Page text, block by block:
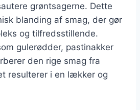
grøntsagerne. Dette
blanding af smag, der gør
og tilfredsstillende.
gulerødder, pastinakker
den rige smag fra
resulterer i en lækker og